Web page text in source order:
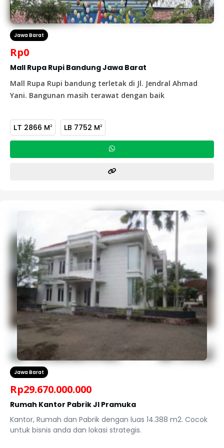
Jawa Barat
Rp0
Mall Rupa Rupi Bandung Jawa Barat
Mall Rupa Rupi bandung terletak di Jl. Jendral Ahmad
Yani. Bangunan masih terawat dengan baik
LT 2866 M2 LB 7752 M2
Jawa Barat
Rp29.670.000.000
Rumah Kantor Pabrik Jl Pramuka
Kantor, Rumah dan Pabrik dengan luas 14.388 m2. Cocok
untuk bisnis anda dan lokasi strategis.